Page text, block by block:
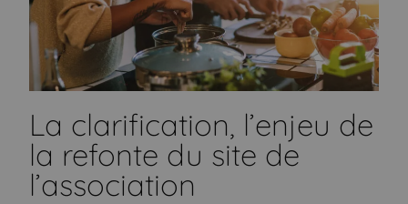
La clarification, l’enjeu de
la refonte du site de
l’association